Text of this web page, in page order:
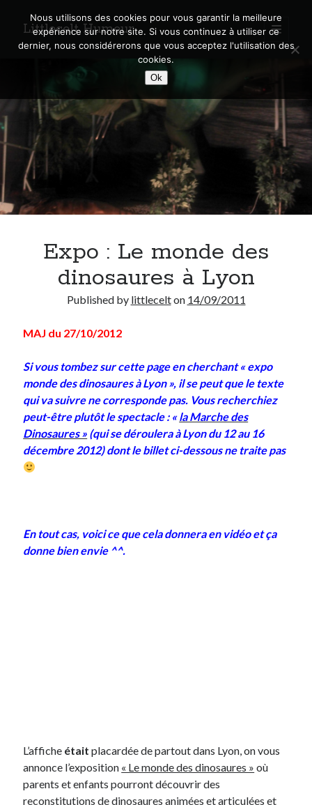
Littlecelt Humeur
open
primary
menu
Sidebar
Recherche sur le blog
Derniers articles
Municipales 2026 : Lyon, Métropole et Caluire, mon choix pour l’avenir
Quel Lyonnais es-tu, Renaud Ducher ?
A quand une véritable place pour le vélo à Caluire dans la Métropole de
Comment je vis ma vie sur un vélo
Entretien ménagerdans T’as vu quoi ? #52
JFdansC’était pas mieux avant… à Lyon
littleceltdansComment j’ai opéré ma vélorution toute personnelle
Anthony dansComment j’ai opéré ma vélorution toute personnelle
Renaud DucherdansComment j’ai opéré ma vélorution toute
personnelle
Entretien ménager dans
T’as vu quoi ? #52
JF
C’était pas mieux avant… à Lyon
Engagé
Geek
Green
Humeur
Expo : Le monde des
dinosaures à Lyon
Published by littlecelton 14/09/2011
MAJ du 27/10/2012
Si vous tombez sur cette page en cherchant « expo
monde des dinosaures à Lyon », il se peut que le texte
qui va suivre ne corresponde pas. Vous recherchiez
peut-être plutôt le spectacle : «la Marche des
Dinosaures » (qui se déroulera à Lyon du 12 au 16
décembre 2012) dont le billet ci-dessous ne traite pas
En tout cas, voici ce que cela donnera en vidéo et ça
donne bien envie ^^.
L’affiche étaitplacardée de partout dans Lyon, on vous
annonce l’exposition « Le monde des dinosaures » où
parents et enfants pourront découvrir des
reconstitutions de dinosaures animées et articulées et
Nous utilisons des cookies pour vous garantir la meilleure
expérience sur notre site. Si vous continuez à utiliser ce
dernier, nous considérerons que vous acceptez l'utilisation des
cookies.
Ok